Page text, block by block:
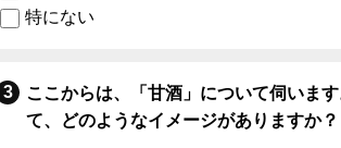
特にない
ここからは、「甘酒」について伺いま
て、どのようなイメージがありますか？